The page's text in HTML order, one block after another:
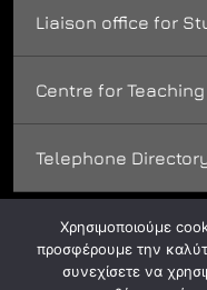
Liaison office for
Centre for
Telephone
Χρησιμοποιούμε
προσφέρουμε την
συνεχίσετε να